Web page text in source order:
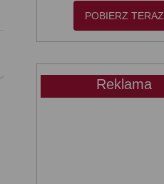
POBIERZ TERAZ
Reklama